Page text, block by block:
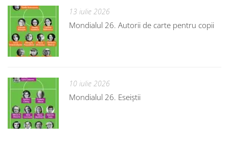
13 iulie 2026
Mondialul 26. Autorii de carte pentru copii
10 iulie 2026
Mondialul 26. Eseiștii